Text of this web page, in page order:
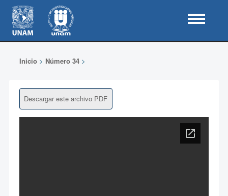
Inicio> Número 34>
Descargar este archivo PDF